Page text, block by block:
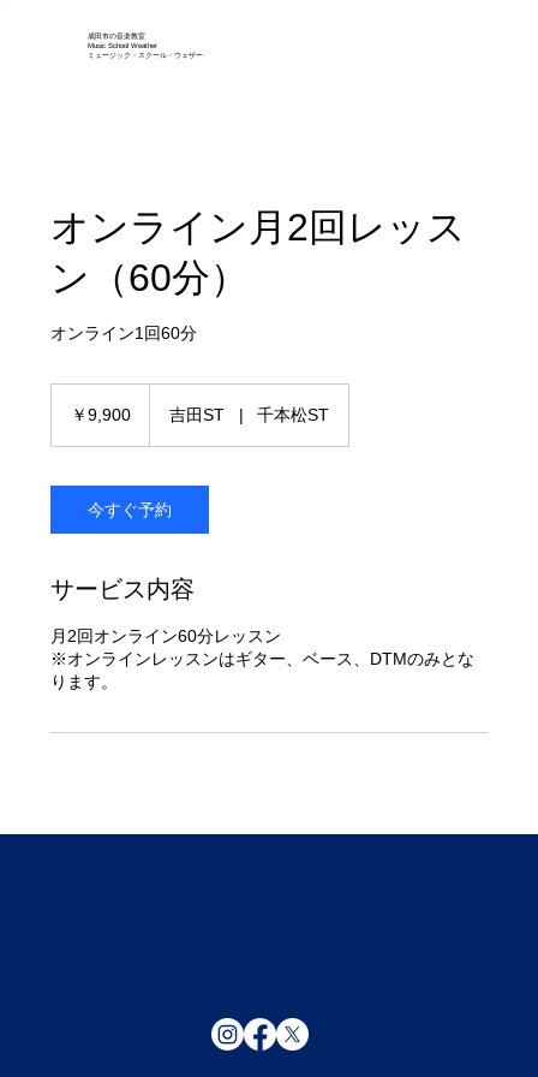
成田市の音楽教室
Music School Weather
ミュージック・スクール・ウェザー
オンライン月2回レッス
ン（60分）
オンライン1回60分
￥9,900 吉田ST | 千本松ST
今すぐ予約
サービス内容
月2回オンライン60分レッスン
※オンラインレッスンはギター、ベース、DTMのみとな
ります。